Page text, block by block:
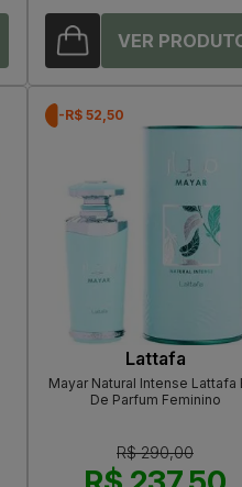
-R$ 52,50
Lattafa
Mayar Natural Intense Lattafa
De Parfum Feminino
R$ 290,00